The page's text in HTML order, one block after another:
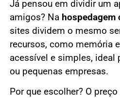
Já pensou em dividir um
amigos? Na hospedagem
sites dividem o mesmo
recursos, como memória
acessível e simples, ideal
ou pequenas empresas.
Por que escolher? O